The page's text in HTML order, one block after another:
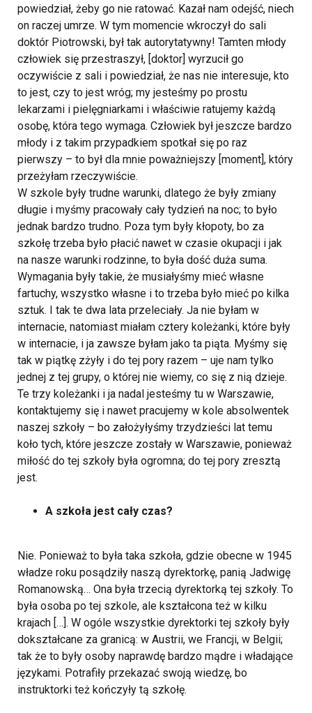
powiedział, żeby go nie ratować. Kazał nam odejść, niech
on raczej umrze. W tym momencie wkroczył do sali
doktór Piotrowski, był tak autorytatywny! Tamten młody
człowiek się przestraszył, [doktor] wyrzucił go
oczywiście z sali i powiedział, że nas nie interesuje, kto
to jest, czy to jest wróg; my jesteśmy po prostu
lekarzami i pielęgniarkami i właściwie ratujemy każdą
osobę, która tego wymaga. Człowiek był jeszcze bardzo
młody i z takim przypadkiem spotkał się po raz
pierwszy – to był dla mnie poważniejszy [moment], który
przeżyłam rzeczywiście.
W szkole były trudne warunki, dlatego że były zmiany
długie i myśmy pracowały cały tydzień na noc; to było
jednak bardzo trudno. Poza tym były kłopoty, bo za
szkołę trzeba było płacić nawet w czasie okupacji i jak
na nasze warunki rodzinne, to była dość duża suma.
Wymagania były takie, że musiałyśmy mieć własne
fartuchy, wszystko własne i to trzeba było mieć po kilka
sztuk. I tak te dwa lata przeleciały. Ja nie byłam w
internacie, natomiast miałam cztery koleżanki, które były
w internacie, i ja zawsze byłam jako ta piąta. Myśmy się
tak w piątkę zżyły i do tej pory razem – uje nam tylko
jednej z tej grupy, o której nie wiemy, co się z nią dzieje.
Te trzy koleżanki i ja nadal jesteśmy tu w Warszawie,
kontaktujemy się i nawet pracujemy w kole absolwentek
naszej szkoły – bo założyłyśmy trzydzieści lat temu
koło tych, które jeszcze zostały w Warszawie, ponieważ
miłość do tej szkoły była ogromna; do tej pory zresztą
jest.
A szkoła jest cały czas?
Nie. Ponieważ to była taka szkoła, gdzie obecne w 1945
władze roku posądziły naszą dyrektorkę, panią Jadwigę
Romanowską… Ona była trzecią dyrektorką tej szkoły. To
była osoba po tej szkole, ale kształcona też w kilku
krajach […]. W ogóle wszystkie dyrektorki tej szkoły były
dokształcane za granicą: w Austrii, we Francji, w Belgii;
tak że to były osoby naprawdę bardzo mądre i władające
językami. Potrafiły przekazać swoją wiedzę, bo
instruktorki też kończyły tą szkołę.